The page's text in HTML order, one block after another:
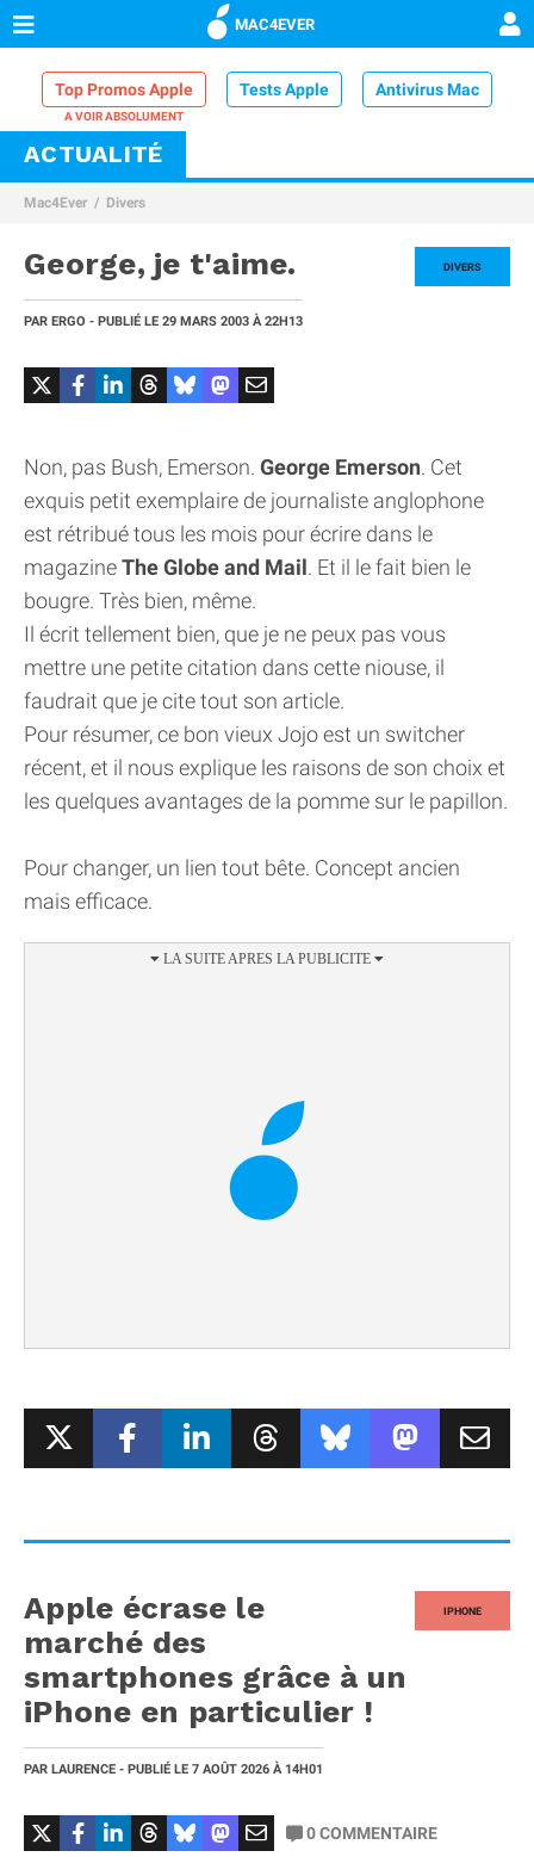
MAC4EVER
Top Promos Apple Tests Apple Antivirus Mac
VPN Mac
Comparatif iPhone
ACTUALITÉ
Mac4Ever Divers
DIVERS
George, je t'aime.
PAR ERGO - PUBLIÉ LE 29 MARS 2003 À 22H13
Non, pas Bush, Emerson. George Emerson. Cet
exquis petit exemplaire de journaliste anglophone
est rétribué tous les mois pour écrire dans le
magazineThe Globe and Mail. Et il le fait bien le
bougre. Très bien, même.
Il écrit tellement bien, que je ne peux pas vous
mettre une petite citation dans cette niouse, il
faudrait que je cite tout son article.
Pour résumer, ce bon vieux Jojo est un switcher
récent, et il nous explique les raisons de son choix et
les quelques avantages de la pomme sur le papillon.
Pour changer, un lien tout bête. Concept ancien
mais efficace.
IPHONE
Apple écrase le
marché des
smartphones grâce à un
iPhone en particulier !
PAR LAURENCE - PUBLIÉ LE 7 AOÛT 2026 À 14H01
0COMMENTAIRE